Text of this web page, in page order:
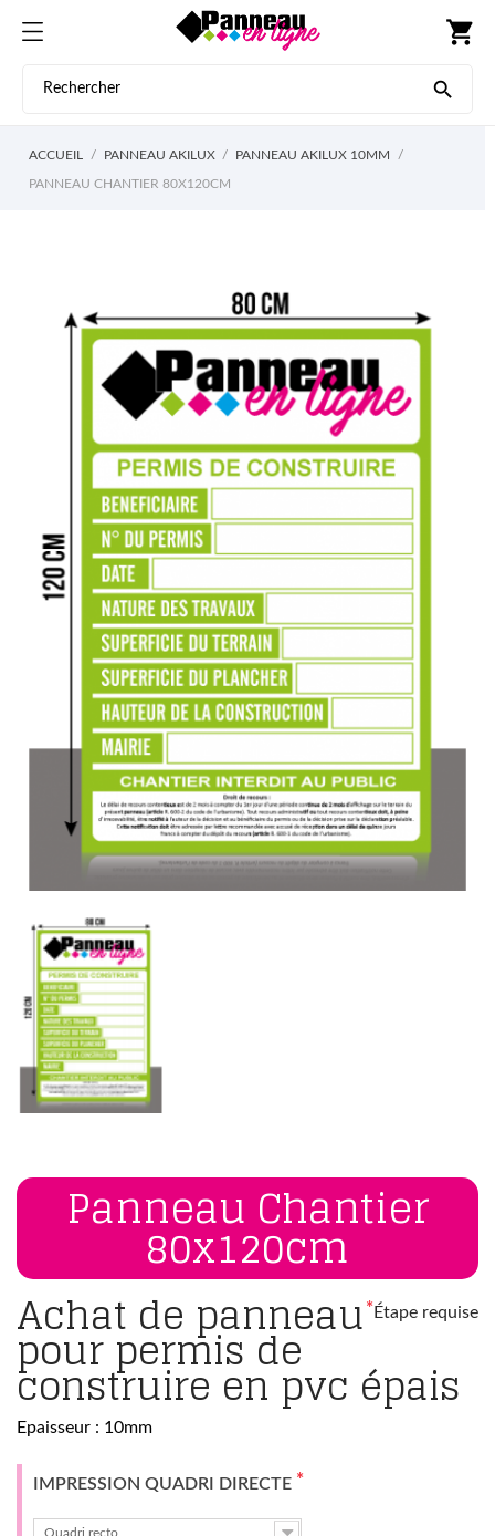
shopping_cart

ACCUEIL PANNEAU AKILUX PANNEAU AKILUX 10MM
PANNEAU CHANTIER 80X120CM
Panneau Chantier
80x120cm
*Étape requise
Achat de panneau
pour permis de
construire en pvc épais
Epaisseur : 10mm
IMPRESSION QUADRI DIRECTE *
Quadri recto